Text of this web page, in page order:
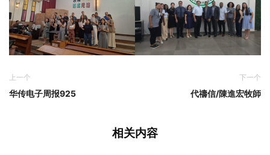
上一个
华传电子周报925
下一个
代禱信/陳進宏牧師
相关内容